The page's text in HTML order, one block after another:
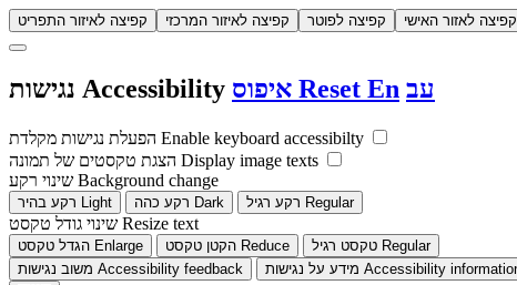
קפיצה לאיזור התפריט קפיצה לאיזור המרכזי קפיצה לפוטר קפיצה לאזור האישי
Accessibility Reset En עב
Enable keyboard accessibilty
Display image texts
Background change
Light Dark Regular
Resize text
Enlarge Reduce
Regular
Accessibility feedback Accessibility